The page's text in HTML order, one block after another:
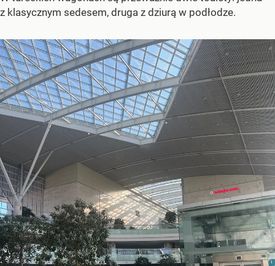
z klasycznym sedesem, druga z dziurą w podłodze.